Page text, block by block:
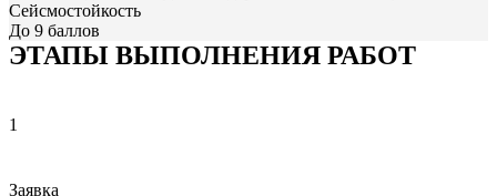
Сейсмостойкость
До 9 баллов
ЭТАПЫ ВЫПОЛНЕНИЯ РАБОТ
1
Заявка